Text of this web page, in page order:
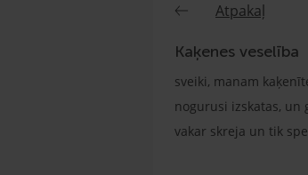
Atpakaļ
Kaķenes veselība
sveiki, manam
nogurusi izskatas, un
vakar skreja un tik